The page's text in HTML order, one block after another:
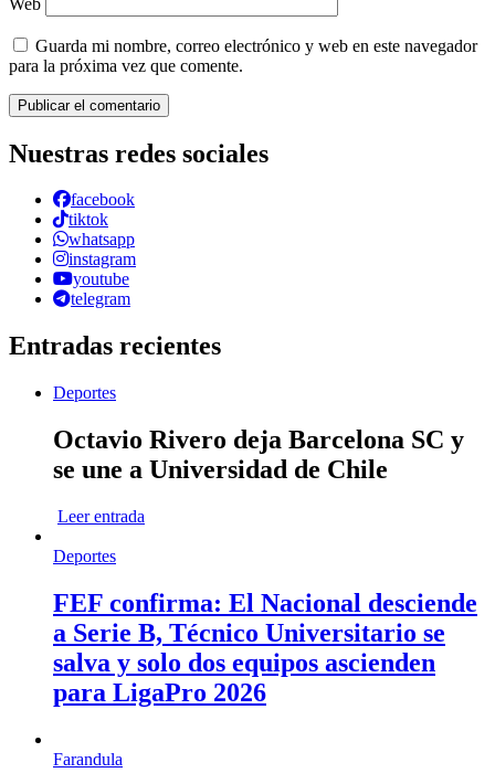
Guarda mi nombre, correo electrónico y web en este navegador
para la próxima vez que comente.
Nuestras redes sociales
facebook
tiktok
whatsapp
instagram
youtube
telegram
Entradas recientes
Deportes
Octavio Rivero deja Barcelona SC y
se une a Universidad de Chile
Leer entrada
Deportes
FEF confirma: El Nacional desciende
a Serie B, Técnico Universitario se
salva y solo dos equipos ascienden
para LigaPro 2026
Farandula